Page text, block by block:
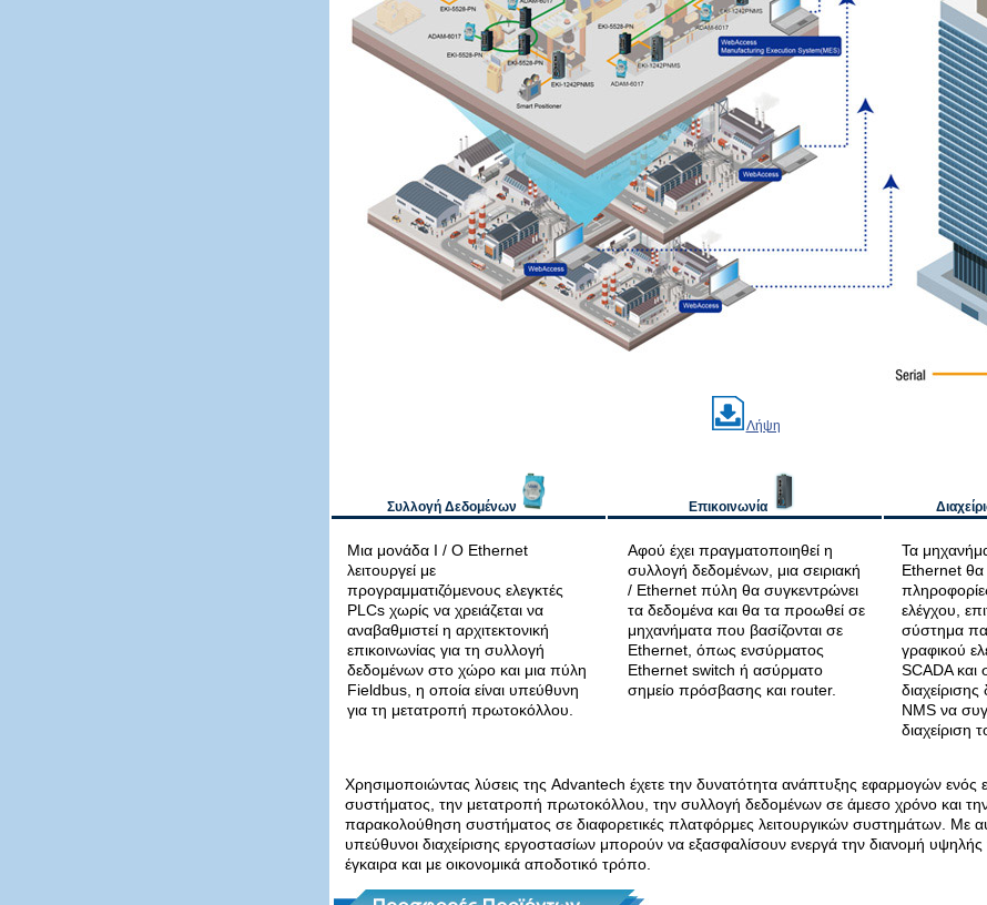
Λήψη
Συλλογή Δεδομένων Επικοινωνία
Μια μονάδα I / O Ethernet
λειτουργεί με
προγραμματιζόμενους ελεγκτές
PLCs χωρίς να χρειάζεται να
αναβαθμιστεί η αρχιτεκτονική
επικοινωνίας για τη συλλογή
δεδομένων στο χώρο και μια πύλη
Fieldbus, η οποία είναι υπεύθυνη
για τη μετατροπή πρωτοκόλλου.
Αφού έχει πραγματοποιηθεί η
συλλογή δεδομένων, μια σειριακή
/ Ethernet πύλη θα συγκεντρώνει
τα δεδομένα και θα τα προωθεί σε
μηχανήματα που βασίζονται σε
Ethernet, όπως ενσύρματος
Ethernet switch ή ασύρματο
σημείο πρόσβασης και router.
Τα
Ethernet θα
ελέγχου,
σύστημα
γραφικού
SCADA και
NMS να
διαχείριση
Χρησιμοποιώντας λύσεις της Advantech έχετε την δυνατότητα ανάπτυξης εφαρμογών ενός
συστήματος, την μετατροπή πρωτοκόλλου, την συλλογή δεδομένων σε άμεσο χρόνο και
παρακολούθηση συστήματος σε διαφορετικές πλατφόρμες λειτουργικών συστημάτων. Με
υπεύθυνοι διαχείρισης εργοστασίων μπορούν να εξασφαλίσουν ενεργά την διανομή
έγκαιρα και με οικονομικά αποδοτικό τρόπο.